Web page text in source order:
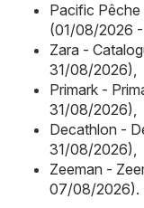
Pacific
(01/08/2026
Zara -
31/08/2026),
Primark -
31/08/2026),
Decathlon -
31/08/2026),
Zeeman -
07/08/2026).